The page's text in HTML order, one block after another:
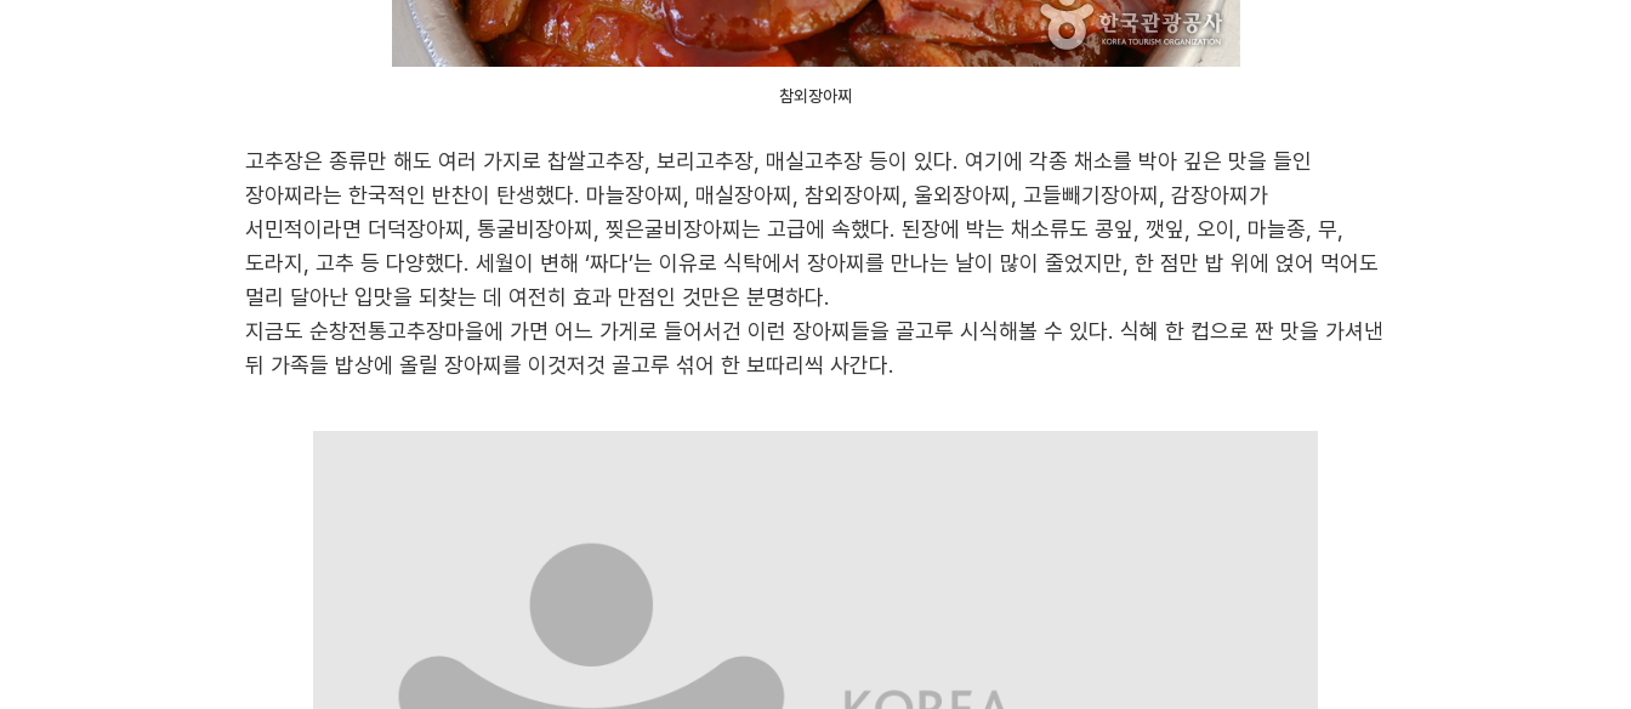
참외장아찌
고추장은 종류만 해도 여러 가지로 찹쌀고추장, 보리고추장, 매실고추장 등이 있다. 여기에 각종 채소를 박아 깊은 맛을 들인
장아찌라는 한국적인 반찬이 탄생했다. 마늘장아찌, 매실장아찌, 참외장아찌, 울외장아찌, 고들빼기장아찌, 감장아찌가
서민적이라면 더덕장아찌, 통굴비장아찌, 찢은굴비장아찌는 고급에 속했다. 된장에 박는 채소류도 콩잎, 깻잎, 오이, 마늘종, 무,
도라지, 고추 등 다양했다. 세월이 변해 ‘짜다’는 이유로 식탁에서 장아찌를 만나는 날이 많이 줄었지만, 한 점만 밥 위에 얹어 먹어도
멀리 달아난 입맛을 되찾는 데 여전히 효과 만점인 것만은 분명하다.
지금도 순창전통고추장마을에 가면 어느 가게로 들어서건 이런 장아찌들을 골고루 시식해볼 수 있다. 식혜 한 컵으로 짠 맛을 가셔낸
뒤 가족들 밥상에 올릴 장아찌를 이것저것 골고루 섞어 한 보따리씩 사간다.